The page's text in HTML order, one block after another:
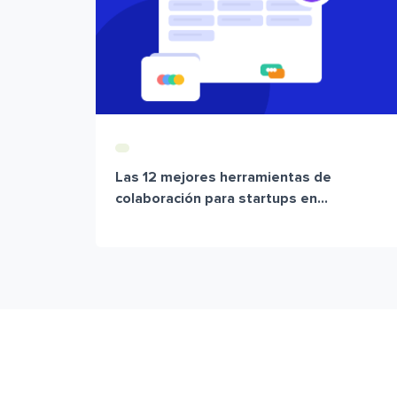
Las 12 mejores herramientas de
colaboración para startups en...